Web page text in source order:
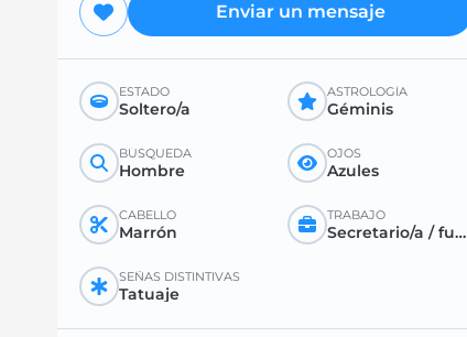
Enviar un mensaje
ESTADO
Soltero/a
ASTROLOGÍA
Géminis
BÚSQUEDA
Hombre
OJOS
Azules
CABELLO
Marrón
TRABAJO
Secretario/a / funcionario/a / maestro/a
SEÑAS DISTINTIVAS
Tatuaje